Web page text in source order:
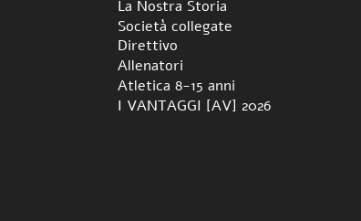
La Nostra Storia
Società collegate
Direttivo
Allenatori
Atletica 8-15 anni
I VANTAGGI [AV] 2026